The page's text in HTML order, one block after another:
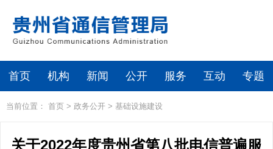
首页 机构 新闻 公开 服务 互动 专题
当前位置： 首页 > 政务公开 > 基础设施建设
关于2022年度贵州省第八批电信普遍服